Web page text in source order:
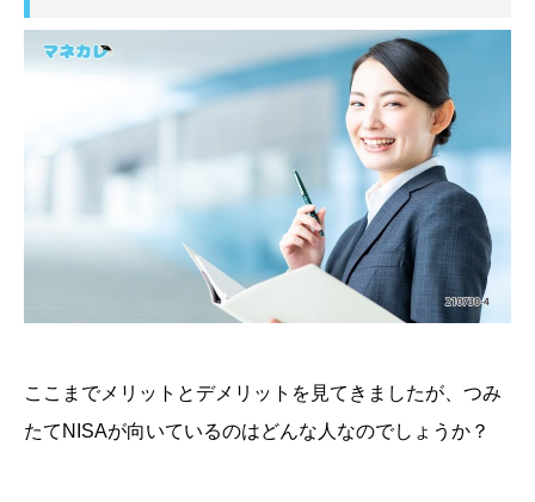
ここまでメリットとデメリットを見てきましたが、つみ
たてNISAが向いているのはどんな人なのでしょうか？